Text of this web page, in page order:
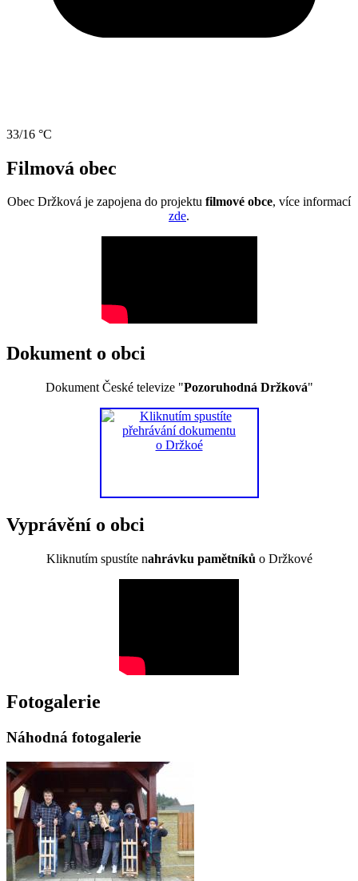
33/16 °C
Filmová obec
Obec Držková je zapojena do projektu filmové obce, více informací
zde.
Dokument o obci
Dokument České televize "Pozoruhodná Držková"
Vyprávění o obci
Kliknutím spustíte nahrávku pamětníků o Držkové
Fotogalerie
Náhodná fotogalerie